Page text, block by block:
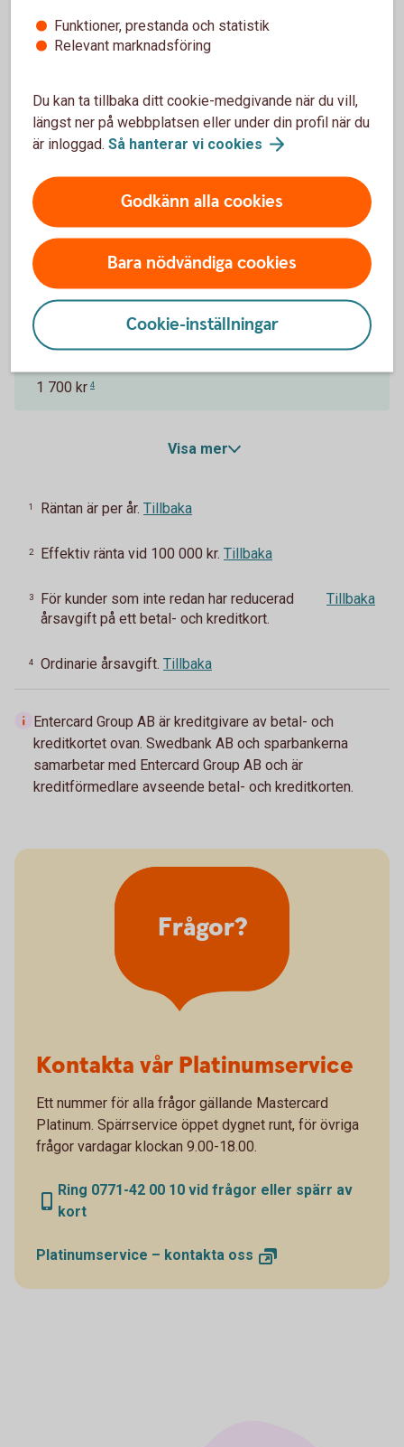
Ränta
Effektiv ränta
14,62 % 2
Årsavgift Nyckelkund
1 400 kr
1 700 kr 4
Visa mer
1 Räntan är per år. Tillbaka
2 Effektiv ränta vid 100 000 kr. Tillbaka
3
För kunder som inte redan har reducerad
årsavgift på ett betal- och kreditkort.
Tillbaka
4 Ordinarie årsavgift. Tillbaka
Entercard Group AB är kreditgivare av betal- och
kreditkortet ovan. Swedbank AB och sparbankerna
samarbetar med Entercard Group AB och är
kreditförmedlare avseende betal- och kreditkorten.
Frågor?
Kontakta vår Platinumservice
Ett nummer för alla frågor gällande Mastercard
Platinum. Spärrservice öppet dygnet runt, för övriga
frågor vardagar klockan 9.00-18.00.
Ring 0771-42 00 10 vid frågor eller spärr av
kort
Platinumservice – kontakta oss
Funktioner, prestanda och statistik
Relevant marknadsföring
Du kan ta tillbaka ditt cookie-medgivande när du vill,
längst ner på webbplatsen eller under din profil när du
är inloggad. Så hanterar vi cookies
Godkänn alla cookies
Bara nödvändiga cookies
Cookie-inställningar